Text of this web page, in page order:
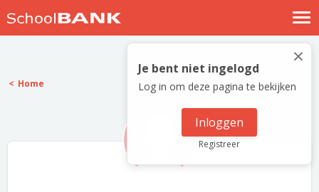
Nostalgische verhalen
Log in
Meld je gratis aan
×
Je bent niet ingelogd
Log in om deze pagina te bekijken
Inloggen
Registreer
Home